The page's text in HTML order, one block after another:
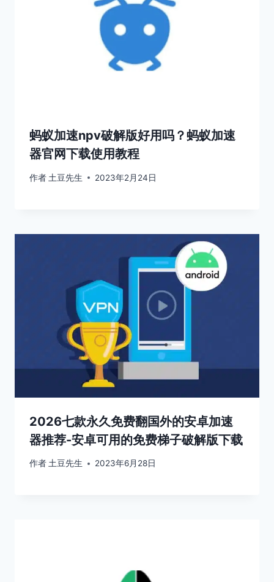
蚂蚁加速npv破解版好用吗？蚂蚁加速
器官网下载使用教程
作者 土豆先生 2023年2月24日
2026七款永久免费翻国外的安卓加速
器推荐-安卓可用的免费梯子破解版下载
作者 土豆先生 2023年6月28日